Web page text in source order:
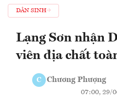
DÂN SINH
Lạng Sơn nhận
viên địa chất
C Chương Phượng
07:00, 29/